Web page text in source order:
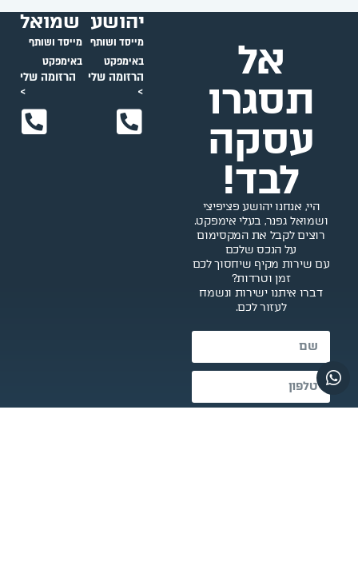
אל
תסגרו
עסקה
לבד!
היי, אנחנו יהושע פציפיצי
ושמואל גפנר, בעלי אימפקט.
רוצים לקבל את המקסימום
על הנכס שלכם
עם שירות מקיף שיחסוך לכם
זמן וטרדות?
דברו איתנו ישירות ונשמח
לעזור לכם.
יהושע
מייסד ושותף
באימפקט
הרזומה שלי
>
שמואל
מייסד ושותף
באימפקט
הרזומה שלי
>